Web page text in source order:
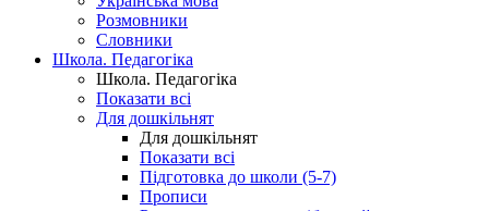
Розмовники
Словники
Школа. Педагогіка
Школа. Педагогіка
Показати всі
Для дошкільнят
Для дошкільнят
Показати всі
Підготовка до школи (5-7)
Прописи